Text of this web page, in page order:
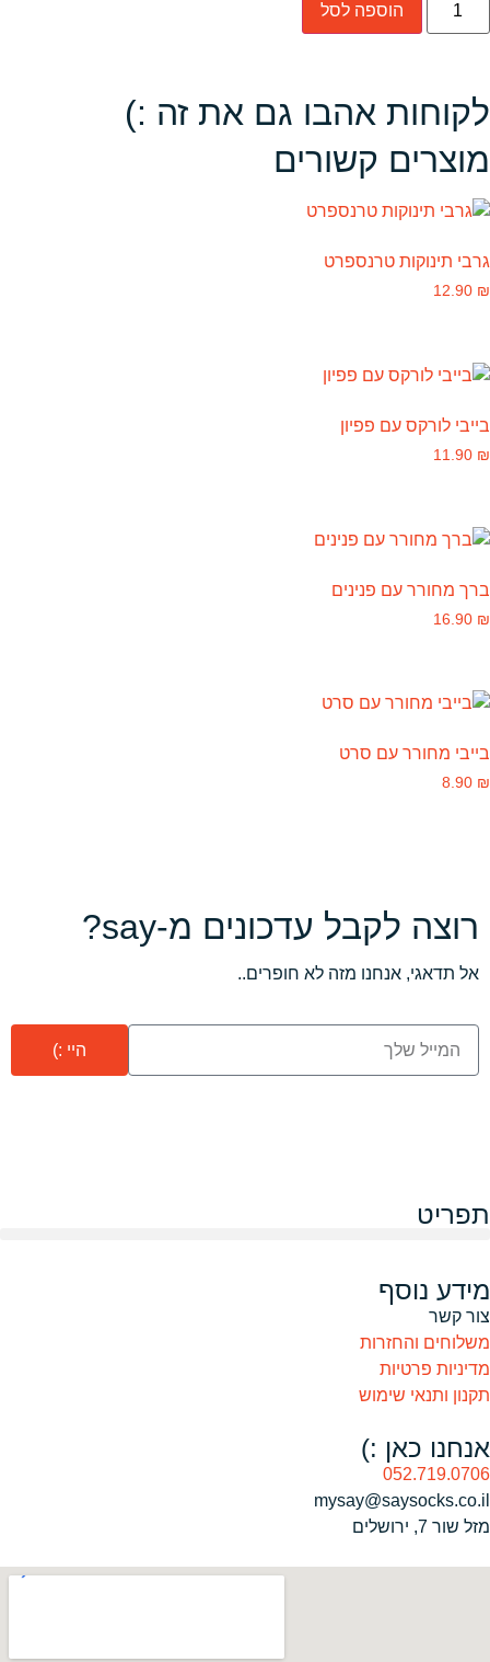
הוספה לסל
לקוחות אהבו גם את זה :)
מוצרים קשורים
גרבי תינוקות טרנספרט
12.90 ₪
בייבי לורקס עם פפיון
11.90 ₪
ברך מחורר עם פנינים
16.90 ₪
בייבי מחורר עם סרט
8.90 ₪
רוצה לקבל עדכונים מ-say?
אל תדאגי, אנחנו מזה לא חופרים..
היי :)
תפריט
מידע נוסף
צור קשר
משלוחים והחזרות
מדיניות פרטיות
תקנון ותנאי שימוש
אנחנו כאן :)
052.719.0706
mysay@saysocks.co.il‏
מזל שור 7, ירושלים